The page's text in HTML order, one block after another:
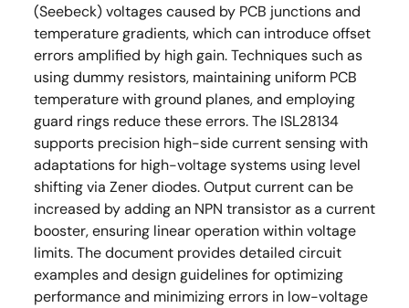
(Seebeck) voltages caused by PCB junctions and
temperature gradients, which can introduce offset
errors amplified by high gain. Techniques such as
using dummy resistors, maintaining uniform PCB
temperature with ground planes, and employing
guard rings reduce these errors. The ISL28134
supports precision high-side current sensing with
adaptations for high-voltage systems using level
shifting via Zener diodes. Output current can be
increased by adding an NPN transistor as a current
booster, ensuring linear operation within voltage
limits. The document provides detailed circuit
examples and design guidelines for optimizing
performance and minimizing errors in low-voltage